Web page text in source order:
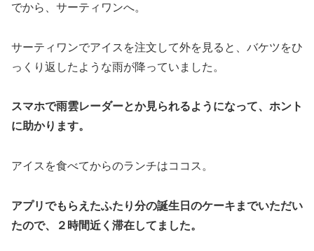
でから、サーティワンへ。
サーティワンでアイスを注文して外を見ると、バケツをひ
っくり返したような雨が降っていました。
スマホで雨雲レーダーとか見られるようになって、ホント
に助かります。
アイスを食べてからのランチはココス。
アプリでもらえたふたり分の誕生日のケーキまでいただい
たので、２時間近く滞在してました。